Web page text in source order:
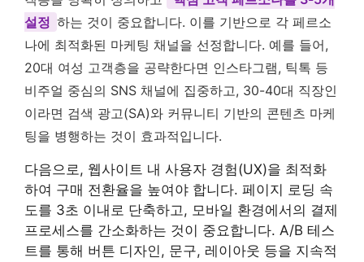
설정 하는 것이 중요합니다. 이를 기반으로 각 페르소
나에 최적화된 마케팅 채널을 선정합니다. 예를 들어,
20대 여성 고객층을 공략한다면 인스타그램, 틱톡 등
비주얼 중심의 SNS 채널에 집중하고, 30-40대 직장인
이라면 검색 광고(SA)와 커뮤니티 기반의 콘텐츠 마케
팅을 병행하는 것이 효과적입니다.
다음으로, 웹사이트 내 사용자 경험(UX)을 최적화
하여 구매 전환율을 높여야 합니다. 페이지 로딩 속
도를 3초 이내로 단축하고, 모바일 환경에서의 결제
프로세스를 간소화하는 것이 중요합니다. A/B 테스
트를 통해 버튼 디자인, 문구, 레이아웃 등을 지속적